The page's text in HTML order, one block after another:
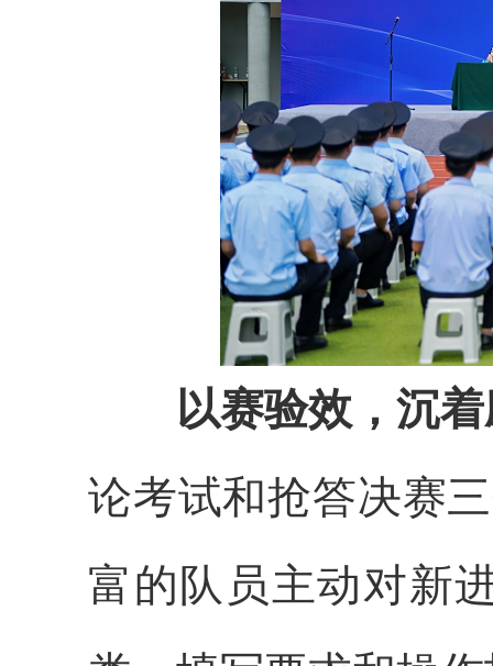
以赛验效，沉
论考试和抢答决赛
富的队员主动对新